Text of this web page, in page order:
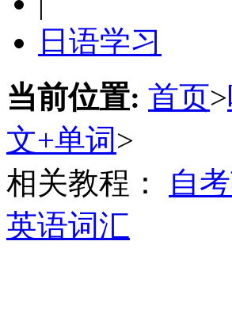
日语学习
当前位置: 首页>
文+单词>
相关教程：
自
英语词汇